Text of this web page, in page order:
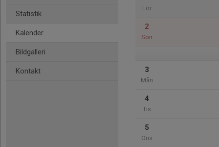
Statistik
Kalender
Bildgalleri
Kontakt
Lör
2
Sön
3
Mån
4
Tis
5
Ons